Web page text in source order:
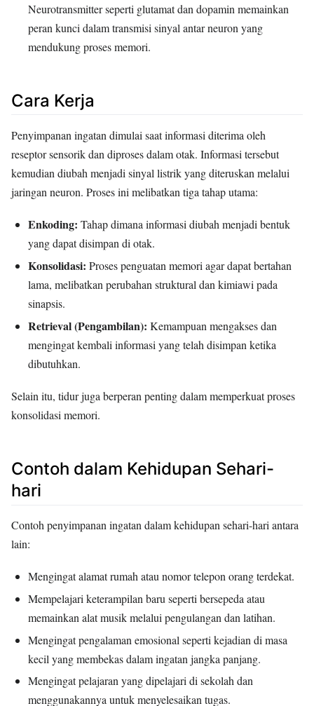
Neurotransmitter seperti glutamat dan dopamin memainkan
peran kunci dalam transmisi sinyal antar neuron yang
mendukung proses memori.
Cara Kerja
Penyimpanan ingatan dimulai saat informasi diterima oleh
reseptor sensorik dan diproses dalam otak. Informasi tersebut
kemudian diubah menjadi sinyal listrik yang diteruskan melalui
jaringan neuron. Proses ini melibatkan tiga tahap utama:
Enkoding: Tahap dimana informasi diubah menjadi bentuk
yang dapat disimpan di otak.
Konsolidasi: Proses penguatan memori agar dapat bertahan
lama, melibatkan perubahan struktural dan kimiawi pada
sinapsis.
Retrieval (Pengambilan): Kemampuan mengakses dan
mengingat kembali informasi yang telah disimpan ketika
dibutuhkan.
Selain itu, tidur juga berperan penting dalam memperkuat proses
konsolidasi memori.
Contoh dalam Kehidupan Sehari-
hari
Contoh penyimpanan ingatan dalam kehidupan sehari-hari antara
lain:
Mengingat alamat rumah atau nomor telepon orang terdekat.
Mempelajari keterampilan baru seperti bersepeda atau
memainkan alat musik melalui pengulangan dan latihan.
Mengingat pengalaman emosional seperti kejadian di masa
kecil yang membekas dalam ingatan jangka panjang.
Mengingat pelajaran yang dipelajari di sekolah dan
menggunakannya untuk menyelesaikan tugas.